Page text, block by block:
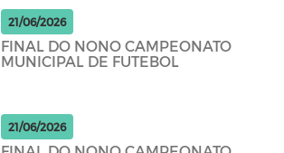
GOVERNO ESTADUAL E
21/06/2026
FINAL DO NONO CAMPEONATO
MUNICIPAL DE FUTEBOL
21/06/2026